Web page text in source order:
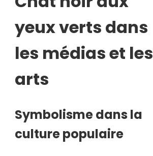
yeux verts dans
les médias et les
arts
Symbolisme dans la
culture populaire